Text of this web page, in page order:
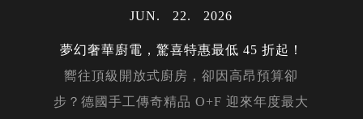
JUN 22 2026
夢幻奢華廚電，驚喜特惠最低 45 折起！
嚮往頂級開放式廚房，卻因高昂預算卻
步？德國手工傳奇精品 O+F 迎來年度最大